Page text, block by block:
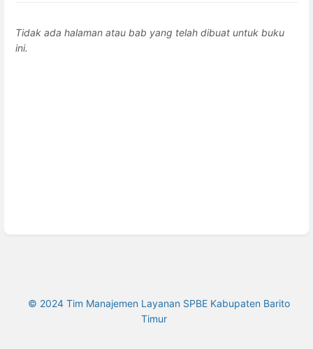
Tidak ada halaman atau bab yang telah dibuat untuk buku
ini.
© 2024 Tim Manajemen Layanan SPBE Kabupaten Barito
Timur